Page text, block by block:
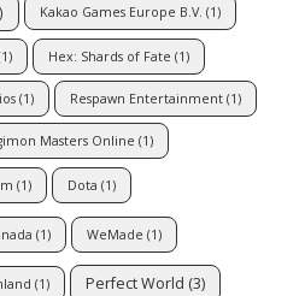
Kakao Games Europe B.V. (1)
Hex: Shards of Fate (1)
(1) Respawn Entertainment (1)
Masters Online (1)
(1) Dota (1)
(1) WeMade (1)
(1) Perfect World (3)